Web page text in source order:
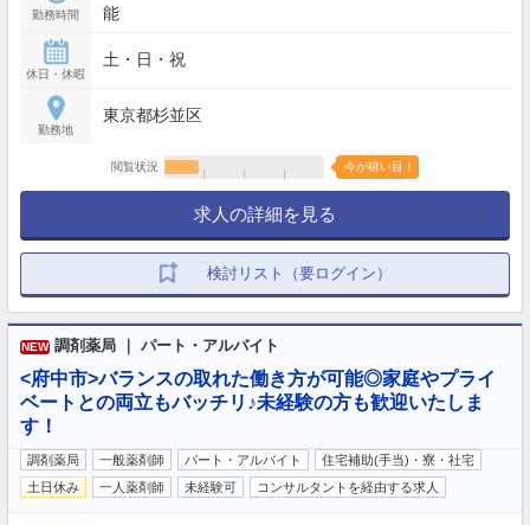
勤務時間
能
休日・休暇
土・日・祝
勤務地
東京都杉並区
閲覧状況 今が狙い目！
求人の詳細を見る
検討リスト（要ログイン）
NEW 調剤薬局 ｜ パート・アルバイト
<府中市>バランスの取れた働き方が可能◎家庭やプライ
ベートとの両立もバッチリ♪未経験の方も歓迎いたしま
す！
調剤薬局 一般薬剤師 パート・アルバイト
住宅補助(手当)・寮・社宅
土日休み
一人薬剤師 未経験可 コンサルタントを経由する求人